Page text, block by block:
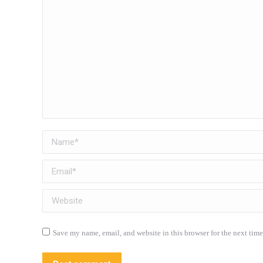
Name *
Email *
Website
Save my name, email, and website in this browser for the next